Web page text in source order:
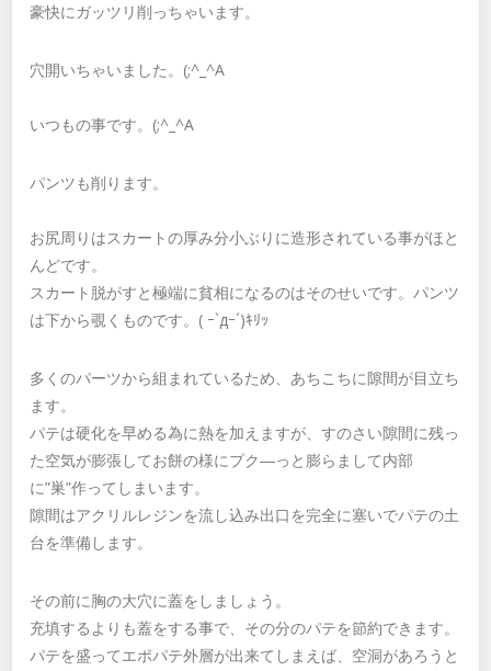
豪快にガッツリ削っちゃいます。
穴開いちゃいました。(;^_^A
いつもの事です。(;^_^A
パンツも削ります。
お尻周りはスカートの厚み分小ぶりに造形されている事がほと
んどです。
スカート脱がすと極端に貧相になるのはそのせいです。パンツ
は下から覗くものです。( ｰ`дｰ´)ｷﾘｯ
多くのパーツから組まれているため、あちこちに隙間が目立ち
ます。
パテは硬化を早める為に熱を加えますが、すのさい隙間に残っ
た空気が膨張してお餅の様にプク―っと膨らまして内部
に”巣”作ってしまいます。
隙間はアクリルレジンを流し込み出口を完全に塞いでパテの土
台を準備します。
その前に胸の大穴に蓋をしましょう。
充填するよりも蓋をする事で、その分のパテを節約できます。
パテを盛ってエポパテ外層が出来てしまえば、空洞があろうと